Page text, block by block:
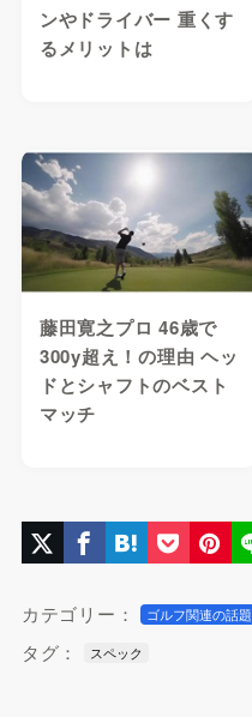
ンやドライバー 重くす
るメリットは
藤田寛之プロ 46歳で
300y超え！の理由 ヘッ
ドとシャフトのベスト
マッチ
カテゴリー： ゴルフ関連の話題
タグ： スペック